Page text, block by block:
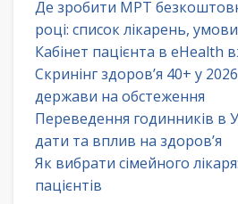
Де зробити МРТ
році: список лікарень,
Кабінет пацієнта в eHealth
Скринінг здоров’я 40+ у
держави на обстеження
Переведення годинників в
дати та вплив на здоров’я
Як вибрати сімейного
пацієнтів